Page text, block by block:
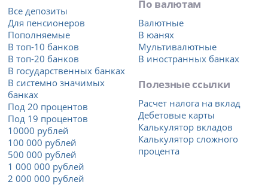
Все депозиты
Для пенсионеров
Пополняемые
В топ-10 банков
В топ-20 банков
В государственных банках
В системно значимых
банках
Под 20 процентов
Под 19 процентов
10000 рублей
100 000 рублей
500 000 рублей
1 000 000 рублей
2 000 000 рублей
По валютам
Валютные
В юанях
Мультивалютные
В иностранных банках
Полезные ссылки
Расчет налога на вклад
Дебетовые карты
Калькулятор вкладов
Калькулятор сложного
процента